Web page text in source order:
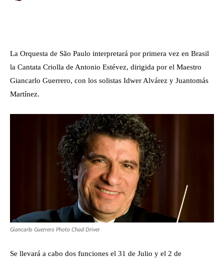
La Orquesta de São Paulo interpretará por primera vez en Brasil
la Cantata Criolla de Antonio Estévez, dirigida por el Maestro
Giancarlo Guerrero, con los solistas Idwer Alvárez y Juantomás
Martínez.
Giancarlo Guerrero Photo Chad Driver
Se llevará a cabo dos funciones el 31 de Julio y el 2 de